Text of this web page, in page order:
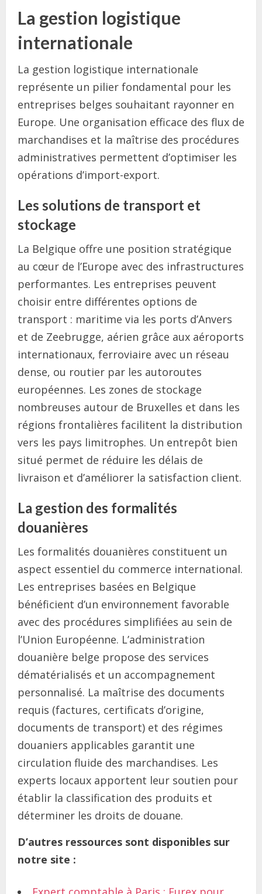
La gestion logistique
internationale
La gestion logistique internationale
représente un pilier fondamental pour les
entreprises belges souhaitant rayonner en
Europe. Une organisation efficace des flux de
marchandises et la maîtrise des procédures
administratives permettent d’optimiser les
opérations d’import-export.
Les solutions de transport et
stockage
La Belgique offre une position stratégique
au cœur de l’Europe avec des infrastructures
performantes. Les entreprises peuvent
choisir entre différentes options de
transport : maritime via les ports d’Anvers
et de Zeebrugge, aérien grâce aux aéroports
internationaux, ferroviaire avec un réseau
dense, ou routier par les autoroutes
européennes. Les zones de stockage
nombreuses autour de Bruxelles et dans les
régions frontalières facilitent la distribution
vers les pays limitrophes. Un entrepôt bien
situé permet de réduire les délais de
livraison et d’améliorer la satisfaction client.
La gestion des formalités
douanières
Les formalités douanières constituent un
aspect essentiel du commerce international.
Les entreprises basées en Belgique
bénéficient d’un environnement favorable
avec des procédures simplifiées au sein de
l’Union Européenne. L’administration
douanière belge propose des services
dématérialisés et un accompagnement
personnalisé. La maîtrise des documents
requis (factures, certificats d’origine,
documents de transport) et des régimes
douaniers applicables garantit une
circulation fluide des marchandises. Les
experts locaux apportent leur soutien pour
établir la classification des produits et
déterminer les droits de douane.
D’autres ressources sont disponibles sur
notre site :